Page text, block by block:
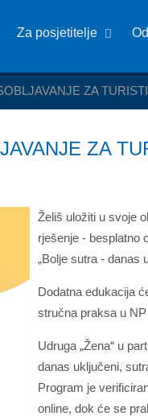
Za posjetitelje
ZA
ZA
Želiš uložiti u svoje
rješenje - besplatno
„Bolje sutra - danas
Dodatna edukacija
stručna praksa u
Udruga „Žena“ u
danas uključeni,
Program je
online, dok će se